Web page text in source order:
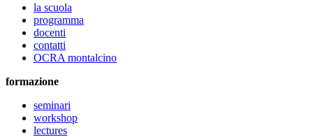
la scuola
programma
docenti
contatti
OCRA montalcino
formazione
seminari
workshop
lectures